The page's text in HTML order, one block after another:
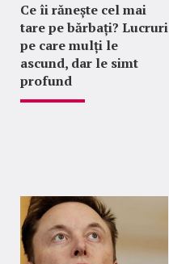
Ce îi rănește cel mai
tare pe bărbați? Lucruri
pe care mulți le
ascund, dar le simt
profund